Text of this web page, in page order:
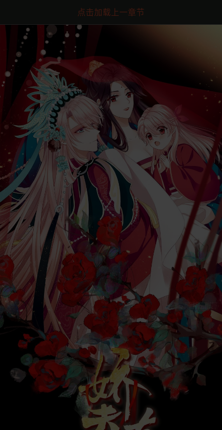
点击加载上一章节